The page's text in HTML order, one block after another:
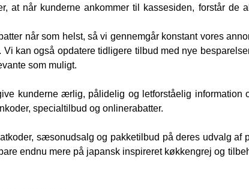
at når kunderne ankommer til kassesiden, forstår de
når som helst, så vi gennemgår konstant vores
kan også opdatere tidligere tilbud med nye
som muligt.
kunderne ærlig, pålidelig og letforståelig information
specialtilbud og onlinerabatter.
sæsonudsalg og pakketilbud på deres udvalg af
endnu mere på japansk inspireret køkkengrej og